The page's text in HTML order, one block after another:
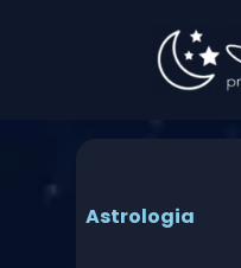
Astrologia